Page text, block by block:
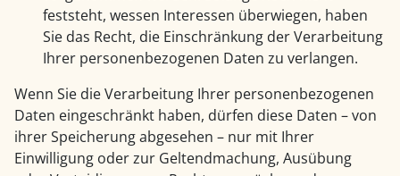
feststeht, wessen Interessen überwiegen, haben
Sie das Recht, die Einschränkung der Verarbeitung
Ihrer personenbezogenen Daten zu verlangen.
Wenn Sie die Verarbeitung Ihrer personenbezogenen
Daten eingeschränkt haben, dürfen diese Daten – von
ihrer Speicherung abgesehen – nur mit Ihrer
Einwilligung oder zur Geltendmachung, Ausübung